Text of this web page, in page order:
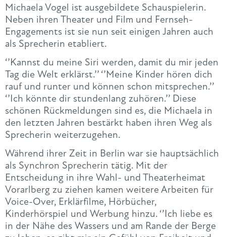
Michaela Vogel ist ausgebildete Schauspielerin.
Neben ihren Theater und Film und Fernseh-
Engagements ist sie nun seit einigen Jahren auch
als Sprecherin etabliert.
‘’Kannst du meine Siri werden, damit du mir jeden
Tag die Welt erklärst.’’ ‘’Meine Kinder hören dich
rauf und runter und können schon mitsprechen.’’
‘’Ich könnte dir stundenlang zuhören.’’ Diese
schönen Rückmeldungen sind es, die Michaela in
den letzten Jahren bestärkt haben ihren Weg als
Sprecherin weiterzugehen.
Während ihrer Zeit in Berlin war sie hauptsächlich
als Synchron Sprecherin tätig. Mit der
Entscheidung in ihre Wahl- und Theaterheimat
Vorarlberg zu ziehen kamen weitere Arbeiten für
Voice-Over, Erklärfilme, Hörbücher,
Kinderhörspiel und Werbung hinzu. ‘’Ich liebe es
in der Nähe des Wassers und am Rande der Berge